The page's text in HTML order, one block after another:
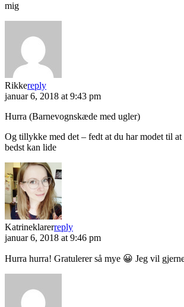
mig
Rikkereply
januar 6, 2018 at 9:43 pm
Hurra (Barnevognskæde med ugler)
Og tillykke med det – fedt at du har modet til at
bedst kan lide
Katrineklarerreply
januar 6, 2018 at 9:46 pm
Hurra hurra! Gratulerer så mye 😀 Jeg vil